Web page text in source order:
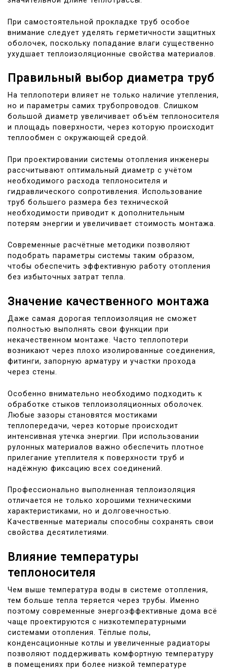
При самостоятельной прокладке труб особое
внимание следует уделять герметичности защитных
оболочек, поскольку попадание влаги существенно
ухудшает теплоизоляционные свойства материалов.
Правильный выбор диаметра труб
На теплопотери влияет не только наличие утепления,
но и параметры самих трубопроводов. Слишком
большой диаметр увеличивает объём теплоносителя
и площадь поверхности, через которую происходит
теплообмен с окружающей средой.
При проектировании системы отопления инженеры
рассчитывают оптимальный диаметр с учётом
необходимого расхода теплоносителя и
гидравлического сопротивления. Использование
труб большего размера без технической
необходимости приводит к дополнительным
потерям энергии и увеличивает стоимость монтажа.
Современные расчётные методики позволяют
подобрать параметры системы таким образом,
чтобы обеспечить эффективную работу отопления
без избыточных затрат тепла.
Значение качественного монтажа
Даже самая дорогая теплоизоляция не сможет
полностью выполнять свои функции при
некачественном монтаже. Часто теплопотери
возникают через плохо изолированные соединения,
фитинги, запорную арматуру и участки прохода
через стены.
Особенно внимательно необходимо подходить к
обработке стыков теплоизоляционных оболочек.
Любые зазоры становятся мостиками
теплопередачи, через которые происходит
интенсивная утечка энергии. При использовании
рулонных материалов важно обеспечить плотное
прилегание утеплителя к поверхности труб и
надёжную фиксацию всех соединений.
Профессионально выполненная теплоизоляция
отличается не только хорошими техническими
характеристиками, но и долговечностью.
Качественные материалы способны сохранять свои
свойства десятилетиями.
Влияние температуры
теплоносителя
Чем выше температура воды в системе отопления,
тем больше тепла теряется через трубы. Именно
поэтому современные энергоэффективные дома всё
чаще проектируются с низкотемпературными
системами отопления. Тёплые полы,
конденсационные котлы и увеличенные радиаторы
позволяют поддерживать комфортную температуру
в помещениях при более низкой температуре